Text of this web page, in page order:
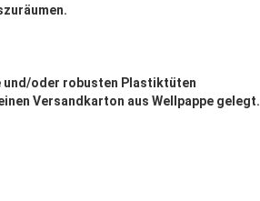
oder robusten Plastiktüten
Versandkarton aus Wellpappe gelegt.